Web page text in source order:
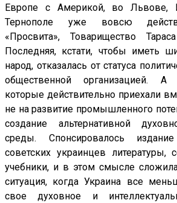
Европе с Америкой, во Львове,
Тернополе уже вовсю
«Просвита», Товарищество
Последняя, кстати, чтобы иметь
народ, отказалась от статуса
общественной организацией.
которые действительно приехали
не на развитие промышленного
создание альтернативной
среды. Спонсировалось
советских украинцев литературы,
учебники, и в этом смысле
ситуация, когда Украина все
свое духовное и